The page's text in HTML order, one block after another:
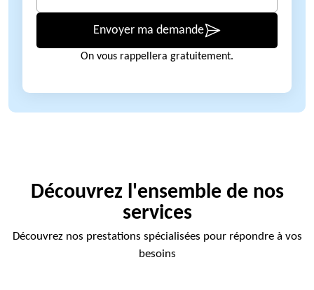
Envoyer ma demande
On vous rappellera gratuitement.
Découvrez l'ensemble de nos
services
Découvrez nos prestations spécialisées pour répondre à vos
besoins